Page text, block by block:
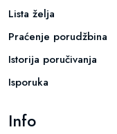
Lista želja
Praćenje porudžbina
Istorija poručivanja
Isporuka
Info